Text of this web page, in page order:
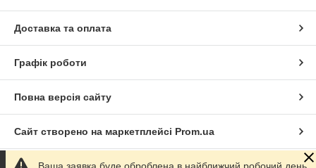
Доставка та оплата
Графік роботи
Повна версія сайту
Сайт створено на маркетплейсі Prom.ua
Ваша заявка буде оброблена в найближчий робочий день.